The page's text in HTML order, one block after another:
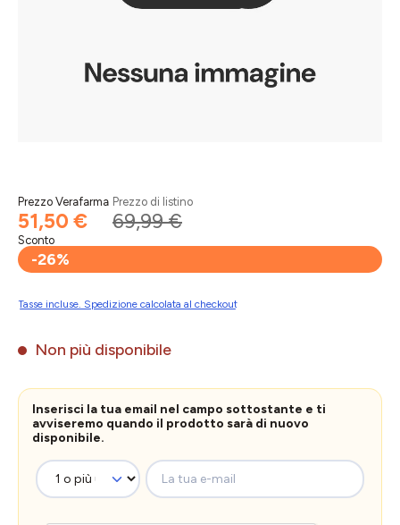
Prezzo Verafarma
51,50 €
Prezzo di listino
69,99 €
Sconto
-26%
Tasse incluse. Spedizione calcolata al checkout
Non più disponibile
Inserisci la tua email nel campo sottostante e ti
avviseremo quando il prodotto sarà di nuovo
disponibile.
La tua e-mail